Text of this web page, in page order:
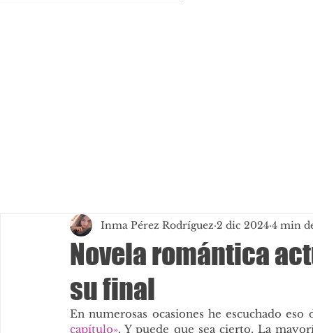
Novela romántica
su final
Inma Pérez Rodríguez 2 dic 2024 4 min
En numerosas ocasiones he escuchado eso
capítulo». Y puede que sea cierto. La